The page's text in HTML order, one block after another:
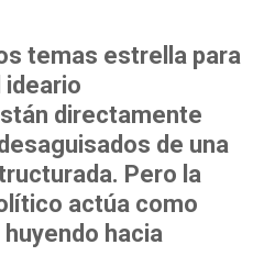
temas estrella para
ideario
directamente
de una
Pero la
actúa como
hacia